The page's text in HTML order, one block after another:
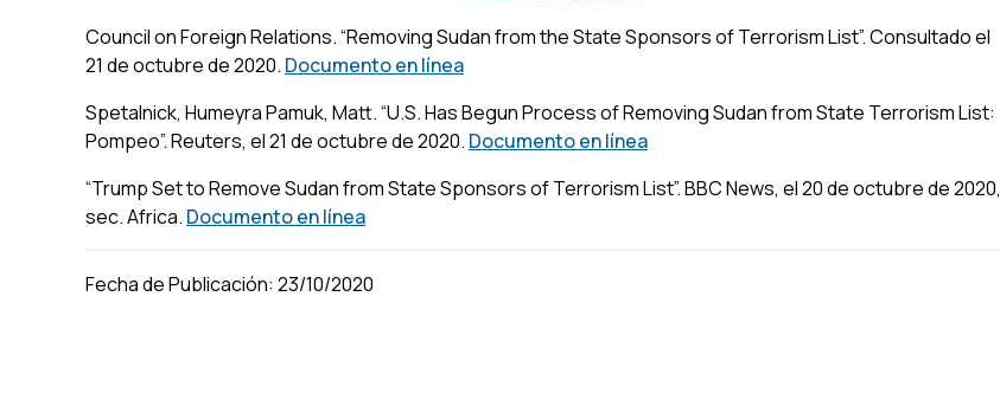
Council on Foreign Relations. “Removing Sudan from the State Sponsors of Terrorism List”. Consultado el
21 de octubre de 2020. Documento en línea
Spetalnick, Humeyra Pamuk, Matt. “U.S. Has Begun Process of Removing Sudan from State Terrorism List:
Pompeo”. Reuters, el 21 de octubre de 2020. Documento en línea
“Trump Set to Remove Sudan from State Sponsors of Terrorism List”. BBC News, el 20 de octubre de 2020,
sec. Africa. Documento en línea
Fecha de Publicación: 23/10/2020